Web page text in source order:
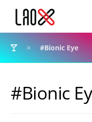
#Bionic Eye
#Bionic